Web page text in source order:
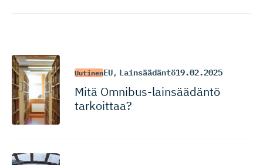
UutinenEU, Lainsäädäntö19.02.2025
Mitä Omnibus-lain­säädäntö
tarkoittaa?